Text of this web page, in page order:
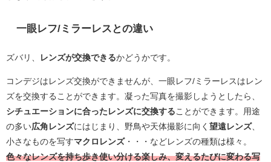
一眼レフ/ミラーレスとの違い
ズバリ、 レンズが交換できるかどうかです。
コンデジはレンズ交換ができませんが、一眼レフ/ミラーレスはレン
ズを交換することができます。凝った写真を撮影しようとしたら、
シチュエーションに合ったレンズに交換する ことができます。用途
の多い広角レンズにはじまり、野鳥や天体撮影に向く 望遠レンズ、
小さなものを写すマクロレンズ・・・などレンズの種類は様々。
色々なレンズを持ち歩き使い分ける楽しみ、変えるたびに変わる写